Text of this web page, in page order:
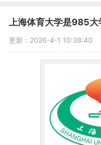
上海体育大学是985大
更新：2026-4-1 10:38:40